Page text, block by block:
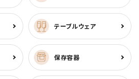
テーブルウェア
保存容器